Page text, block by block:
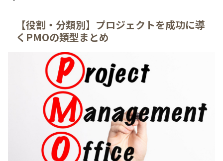
【役割・分類別】プロジェクトを成功に導
くPMOの類型まとめ